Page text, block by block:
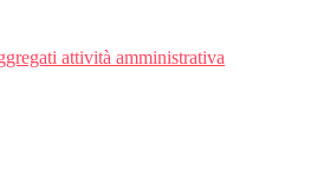
attività amministrativa